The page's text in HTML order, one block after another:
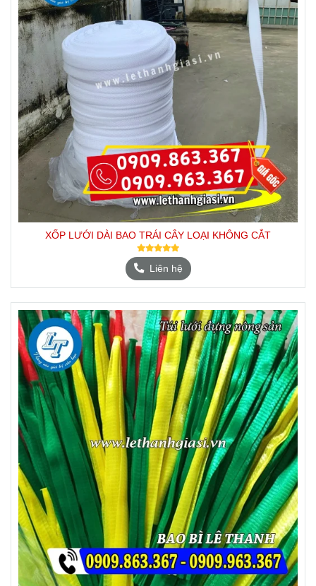
XỐP LƯỚI DÀI BAO TRÁI CÂY LOẠI KHÔNG CẮT
Liên hệ